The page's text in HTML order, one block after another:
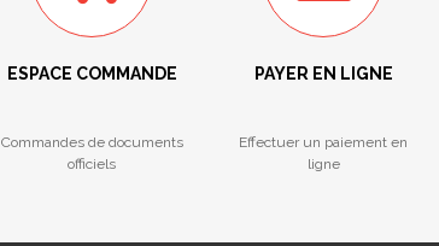
ESPACE COMMANDE
Commandes de documents
officiels
PAYER EN LIGNE
Effectuer un paiement en
ligne